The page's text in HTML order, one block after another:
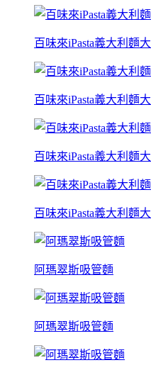
百味來iPasta義大利麵
百味來iPasta義大利麵
百味來iPasta義大利麵
百味來iPasta義大利麵
阿瑪翠斯吸管麵
阿瑪翠斯吸管麵